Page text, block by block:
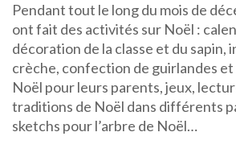
Pendant tout le long du mois de
ont fait des activités sur Noël :
décoration de la classe et du sapin,
crèche, confection de guirlandes et
Noël pour leurs parents, jeux,
traditions de Noël dans différents
sketchs pour l’arbre de Noël…